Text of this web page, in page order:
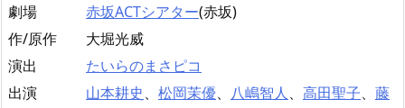
劇場
赤坂ACTシアター(赤坂)
作/原作
大堀光威
演出
たいらのまさピコ
出演
山本耕史、 松岡茉優、 八嶋智人、 高田聖子、 藤